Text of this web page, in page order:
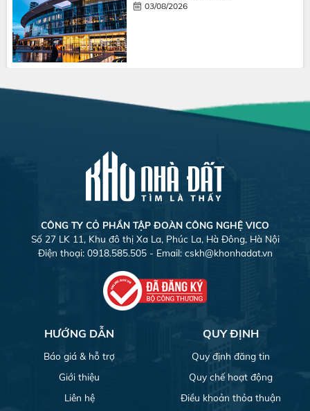
03/08/2026
CÔNG TY CỎ PHẦN TẬP ĐOÀN CÔNG NGHỆ VICO
Số 27 LK 11, Khu đô thị Xa La, Phúc La, Hà Đông, Hà Nội
Điện thoại: 0918.585.505 - Email: cskh@khonhadat.vn
HƯỚNG DẪN
Báo giá & hỗ trợ
Giới thiệu
Liên hệ
QUY ĐỊNH
Quy định đăng tin
Quy chế hoạt động
Điều khoản thỏa thuận